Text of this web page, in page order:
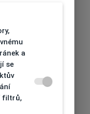
a
se
filtrů,